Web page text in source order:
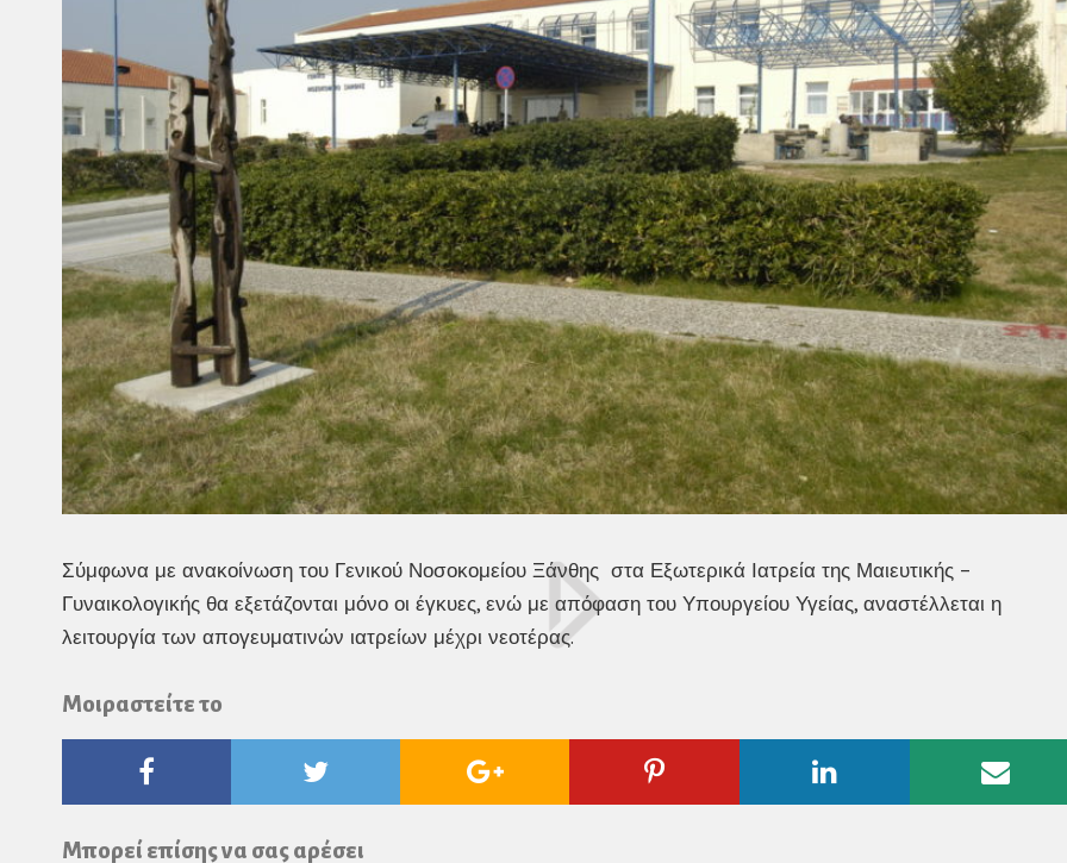
Σύμφωνα με ανακοίνωση του Γενικού Νοσοκομείου Ξάνθης στα Εξωτερικά Ιατρεία της Μαιευτικής –
Γυναικολογικής θα εξετάζονται μόνο οι έγκυες, ενώ με απόφαση του Υπουργείου Υγείας, αναστέλλεται η
λειτουργία των απογευματινών ιατρείων μέχρι νεοτέρας.
Μοιραστείτε το
Twitter
Google
Pinterest Linkedin
Μπορεί επίσης να σας αρέσει